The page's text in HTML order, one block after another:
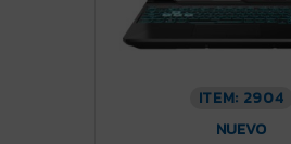
ITEM: 2904
NUEVO